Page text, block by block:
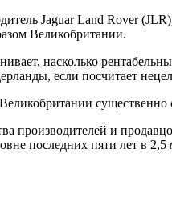
Jaguar Land Rover
Великобритании.
насколько
если посчитает
производителей и
последних пяти лет в